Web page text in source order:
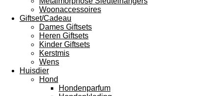
Woonaccessoires
Giftset/Cadeau
Dames Giftsets
Heren Giftsets
Kinder Giftsets
Kerstmis
Wens
Huisdier
Hond
Hondenparfum